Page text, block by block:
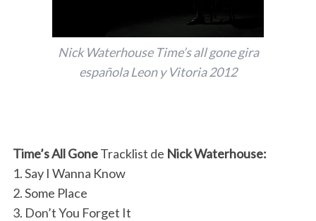
Nick Waterhouse Time’s all gone gira
española Leon y Vitoria 2012
Time’s All GoneTracklist de Nick Waterhouse:
1. Say I Wanna Know
2. Some Place
3. Don’t You Forget It